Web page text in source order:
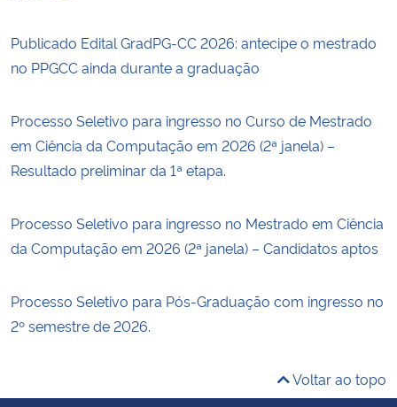
Publicado Edital GradPG-CC 2026: antecipe o mestrado
no PPGCC ainda durante a graduação
Processo Seletivo para ingresso no Curso de Mestrado
em Ciência da Computação em 2026 (2ª janela) –
Resultado preliminar da 1ª etapa.
Processo Seletivo para ingresso no Mestrado em Ciência
da Computação em 2026 (2ª janela) – Candidatos aptos
Processo Seletivo para Pós-Graduação com ingresso no
2º semestre de 2026.
Voltar ao topo